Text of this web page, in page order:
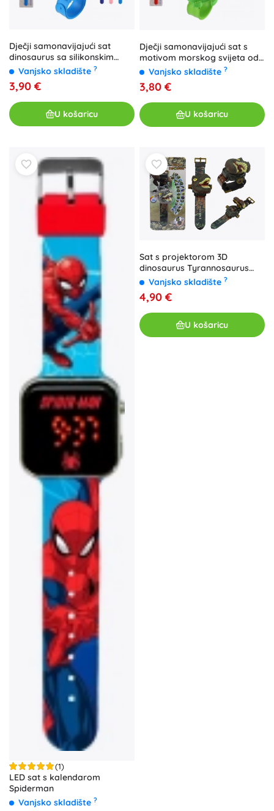
Dječji samonavijajući sat
dinosaurus sa silikonskim
remenom
Vanjsko skladište ?
3,90 €
U košaricu
Dječji samonavijajući sat s
motivom morskog svijeta od
silikona
Vanjsko skladište ?
3,80 €
U košaricu
(1)
LED sat s kalendarom
Spiderman
Vanjsko skladište ?
Sat s projektorom 3D
dinosaurus Tyrannosaurus
Rex 22cm
Vanjsko skladište ?
4,90 €
U košaricu